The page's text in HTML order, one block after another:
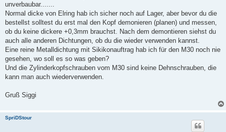
unverbaubar.......
Normal dicke von Elring hab ich sicher noch auf Lager, aber bevor du die
bestellst solltest du erst mal den Kopf demonieren (planen) und messen,
ob du keine dickere +0,3mm brauchst. Nach dem demontieren siehst du
auch alle anderen Dichtungen, ob du die wieder verwenden kannst.
Eine reine Metalldichtung mit Sikikonauftrag hab ich für den M30 noch nie
gesehen, wo soll es so was geben?
Und die Zylinderkopfschrauben vom M30 sind keine Dehnschrauben, die
kann man auch wiederverwenden.
Gruß Siggi
SpriDStour